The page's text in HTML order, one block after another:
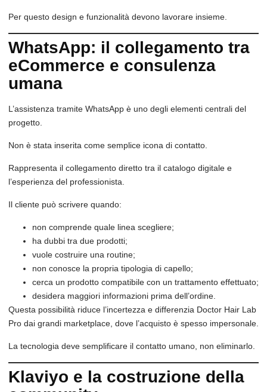
Per questo design e funzionalità devono lavorare insieme.
WhatsApp: il collegamento tra
eCommerce e consulenza
umana
L’assistenza tramite WhatsApp è uno degli elementi centrali del
progetto.
Non è stata inserita come semplice icona di contatto.
Rappresenta il collegamento diretto tra il catalogo digitale e
l’esperienza del professionista.
Il cliente può scrivere quando:
non comprende quale linea scegliere;
ha dubbi tra due prodotti;
vuole costruire una routine;
non conosce la propria tipologia di capello;
cerca un prodotto compatibile con un trattamento effettuato;
desidera maggiori informazioni prima dell’ordine.
Questa possibilità riduce l’incertezza e differenzia Doctor Hair Lab
Pro dai grandi marketplace, dove l’acquisto è spesso impersonale.
La tecnologia deve semplificare il contatto umano, non eliminarlo.
Klaviyo e la costruzione della